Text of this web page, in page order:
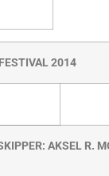
2014
AKSEL R.